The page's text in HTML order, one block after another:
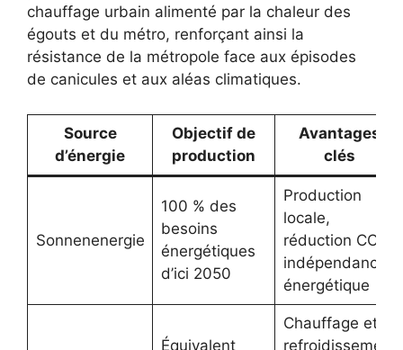
chauffage urbain alimenté par la chaleur des
égouts et du métro, renforçant ainsi la
résistance de la métropole face aux épisodes
de canicules et aux aléas climatiques.
Source
d’énergie
Objectif de
production
Avantages
clés
Sonnenenergie
100 % des
besoins
énergétiques
d’ici 2050
Production
locale,
réduction CO2,
indépendance
énergétique
Équivalent
Chauffage et
refroidissement